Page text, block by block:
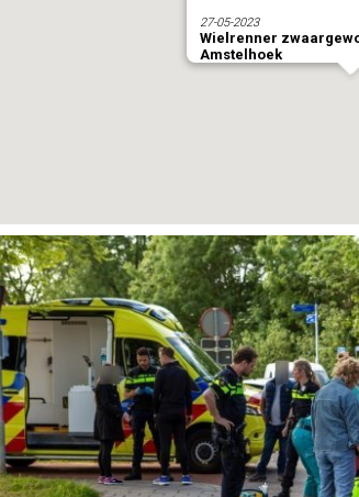
27-05-2023
Wielrenner
Amstelhoek